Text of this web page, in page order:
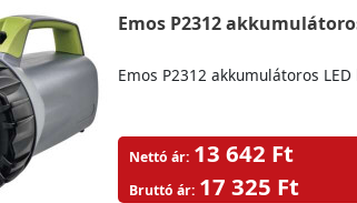
Emos P2312
Emos P2312 akkumulátoros
Nettó ár: 13 642 Ft
Bruttó ár: 17 325 Ft